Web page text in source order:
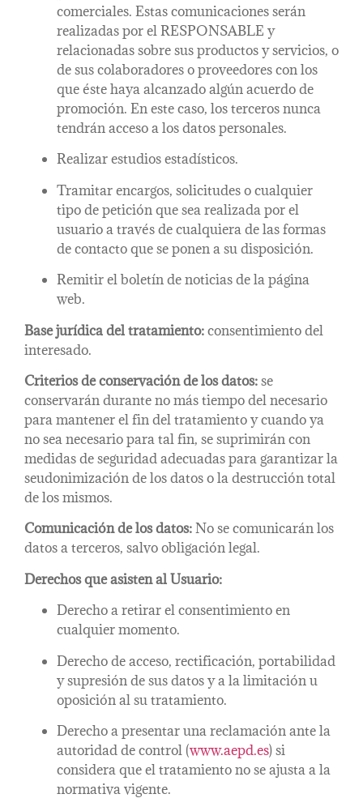
comerciales. Estas comunicaciones serán
realizadas por el RESPONSABLE y
relacionadas sobre sus productos y servicios, o
de sus colaboradores o proveedores con los
que éste haya alcanzado algún acuerdo de
promoción. En este caso, los terceros nunca
tendrán acceso a los datos personales.
Realizar estudios estadísticos.
Tramitar encargos, solicitudes o cualquier
tipo de petición que sea realizada por el
usuario a través de cualquiera de las formas
de contacto que se ponen a su disposición.
Remitir el boletín de noticias de la página
web.
Base jurídica del tratamiento:consentimiento del
interesado.
Criterios de conservación de los datos:se
conservarán durante no más tiempo del necesario
para mantener el fin del tratamiento y cuando ya
no sea necesario para tal fin, se suprimirán con
medidas de seguridad adecuadas para garantizar la
seudonimización de los datos o la destrucción total
de los mismos.
Comunicación de los datos:No se comunicarán los
datos a terceros, salvo obligación legal.
Derechos que asisten al Usuario:
Derecho a retirar el consentimiento en
cualquier momento.
Derecho de acceso, rectificación, portabilidad
y supresión de sus datos y a la limitación u
oposición al su tratamiento.
Derecho a presentar una reclamación ante la
autoridad de control (www.aepd.es) si
considera que el tratamiento no se ajusta a la
normativa vigente.